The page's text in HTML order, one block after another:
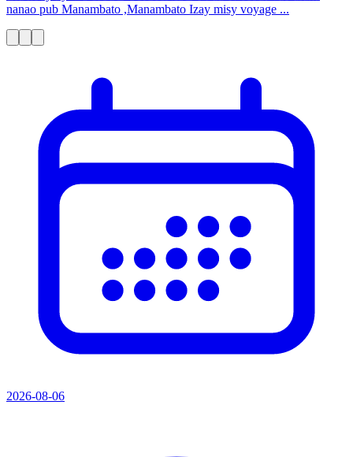
nanao pub Manambato ,Manambato Izay misy voyage ...
2026-08-06